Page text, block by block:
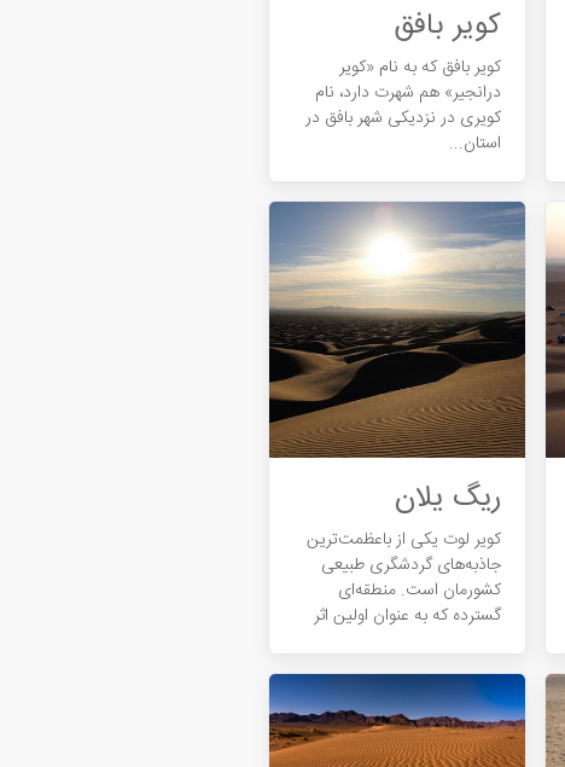
کویر بافق
کویر بافق که به نام «کویر
درانجیر» هم شهرت دارد، نام
کویری در نزدیکی شهر بافق در
استان...
ریگ یلان
کویر لوت یکی از باعظمت‌ترین
جاذبه‌های گردشگری طبیعی
کشورمان است. منطقه‌ای
گسترده که به عنوان اولین اثر